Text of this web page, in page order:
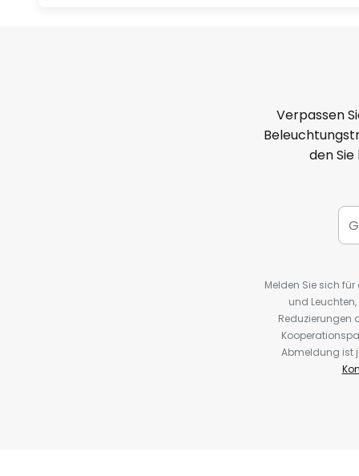
Verpassen
den
Melden Sie sich
und
Reduzierungen
Abmeldung ist